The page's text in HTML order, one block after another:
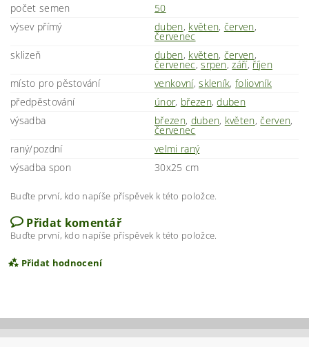
počet semen
50
výsev přímý
duben, květen, červen,
červenec
sklizeň
duben, květen, červen,
červenec,srpen,září,říjen
místo pro pěstování
venkovní,skleník,foliovník
předpěstování
únor, březen,duben
výsadba
březen, duben, květen,červen,
červenec
raný/pozdní
velmi raný
výsadba spon
30x25 cm
Buďte první, kdo napíše příspěvek k této položce.
Přidat komentář
Buďte první, kdo napíše příspěvek k této položce.
Přidat hodnocení